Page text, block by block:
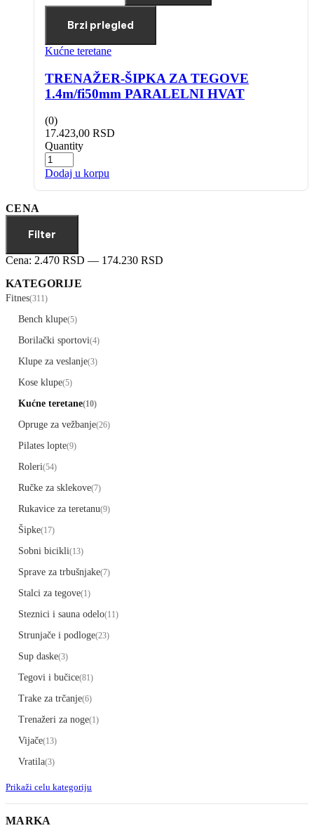
Brzi prlegled
Kućne teretane
TRENAŽER-ŠIPKA ZA TEGOVE
1.4m/fi50mm PARALELNI HVAT
(0)
17.423,00 RSD
Quantity
Dodaj u korpu
CENA
Filter
Cena: 2.470 RSD — 174.230 RSD
KATEGORIJE
Fitnes(311)
Bench klupe(5)
Borilački sportovi(4)
Klupe za veslanje(3)
Kose klupe(5)
Kućne teretane(10)
Opruge za vežbanje(26)
Pilates lopte(9)
Roleri(54)
Ručke za sklekove(7)
Rukavice za teretanu(9)
Šipke(17)
Sobni bicikli(13)
Sprave za trbušnjake(7)
Stalci za tegove(1)
Steznici i sauna odelo(11)
Strunjače i podloge(23)
Sup daske(3)
Tegovi i bučice(81)
Trake za trčanje(6)
Trenažeri za noge(1)
Vijače(13)
Vratila(3)
Prikaži celu kategoriju
MARKA